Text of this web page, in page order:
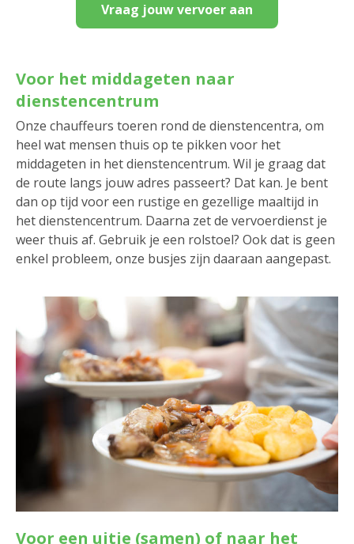
Vraag jouw vervoer aan
Voor het middageten naar
dienstencentrum
Onze chauffeurs toeren rond de dienstencentra, om
heel wat mensen thuis op te pikken voor het
middageten in het dienstencentrum. Wil je graag dat
de route langs jouw adres passeert? Dat kan. Je bent
dan op tijd voor een rustige en gezellige maaltijd in
het dienstencentrum. Daarna zet de vervoerdienst je
weer thuis af. Gebruik je een rolstoel? Ook dat is geen
enkel probleem, onze busjes zijn daaraan aangepast.
Voor een uitje (samen) of naar het